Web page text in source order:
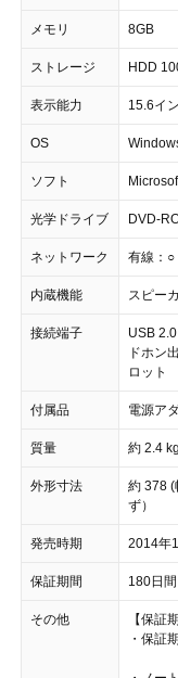
メモリ 8GB
ストレージ HDD
表示能力 15.6イ
OS
ソフト
光学ドライブ DVD-
ネットワーク 有線：○
内蔵機能 スピー
接続端子
USB
ドホン
ロット
付属品 電源ア
質量 約 2.4 kg
外形寸法
約 378 (
ず）
発売時期 2014年
保証期間 180日間
その他
【保証
・保証